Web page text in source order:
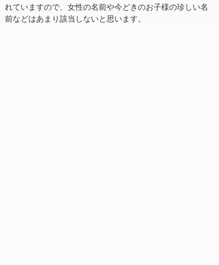
れていますので、女性の名前や今どきのお子様の珍しい名
前などはあまり該当しないと思います。